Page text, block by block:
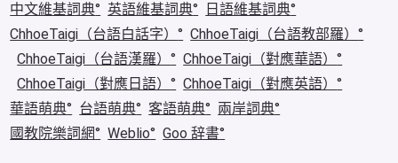
中文維基詞典
英語維基詞典
日語維基詞典
ChhoeTaigi（台語白話字）
ChhoeTaigi（台語教部羅）
ChhoeTaigi（台語漢羅）
ChhoeTaigi（對應華語）
ChhoeTaigi（對應日語）
ChhoeTaigi（對應英語）
華語萌典
台語萌典 客語萌典
兩岸詞典
國教院樂詞網
Weblio Goo 辞書